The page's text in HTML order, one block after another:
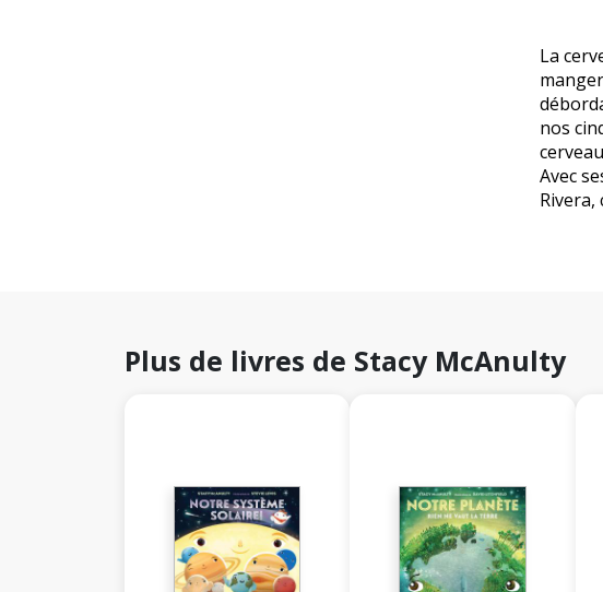
La
nos
Avec
Plus de livres de Stacy McAnulty